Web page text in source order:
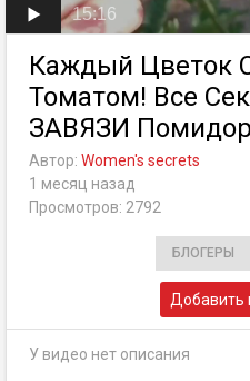
15:16
Каждый Цветок
Томатом! Все
ЗАВЯЗИ
Автор: Women's secrets
1 месяц назад
Просмотров: 2792
БЛОГЕРЫ
Добавить
У видео нет описания